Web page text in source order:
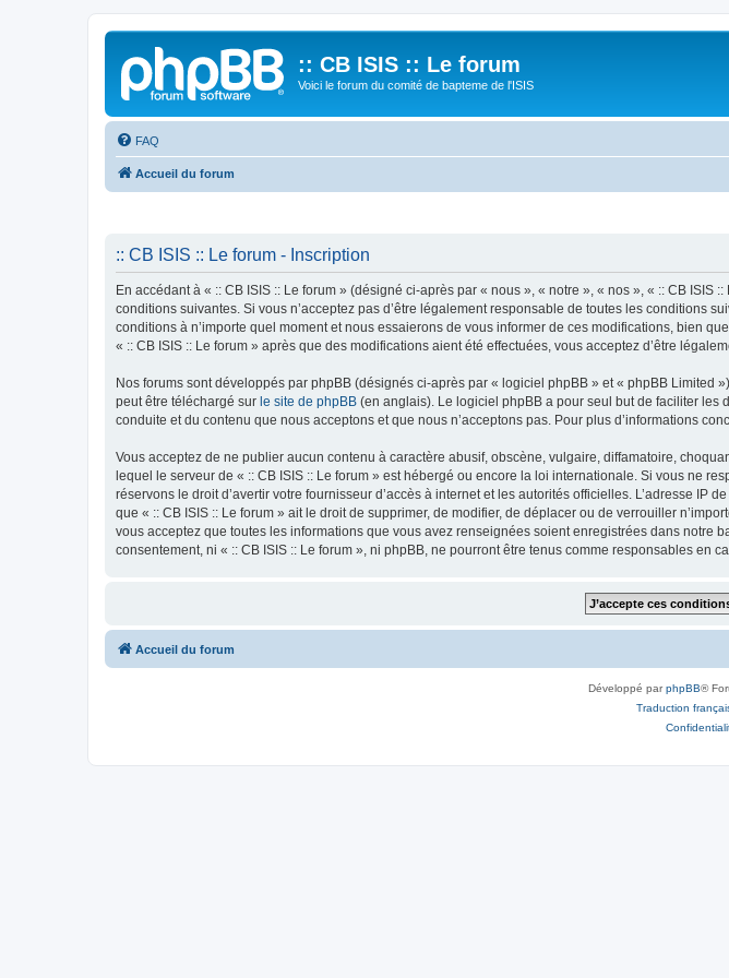
:: CB ISIS :: Le forum
Voici le forum du comité de bapteme de l'ISIS
FAQ
Accueil du forum
:: CB ISIS :: Le forum - Inscription
En accédant à « :: CB ISIS :: Le forum » (désigné ci-après par « nous », « notre », « nos », « :: CB
conditions suivantes. Si vous n’acceptez pas d’être légalement responsable de toutes les conditions
conditions à n’importe quel moment et nous essaierons de vous informer de ces modifications, bien
« :: CB ISIS :: Le forum » après que des modifications aient été effectuées, vous acceptez d’être
Nos forums sont développés par phpBB (désignés ci-après par « logiciel phpBB » et « phpBB Limited
peut être téléchargé sur le site de phpBB (en anglais). Le logiciel phpBB a pour seul but de faciliter les
conduite et du contenu que nous acceptons et que nous n’acceptons pas. Pour plus d’informations
Vous acceptez de ne publier aucun contenu à caractère abusif, obscène, vulgaire, diffamatoire,
lequel le serveur de « :: CB ISIS :: Le forum » est hébergé ou encore la loi internationale. Si vous ne
réservons le droit d’avertir votre fournisseur d’accès à internet et les autorités officielles. L’adresse
que « :: CB ISIS :: Le forum » ait le droit de supprimer, de modifier, de déplacer ou de verrouiller
vous acceptez que toutes les informations que vous avez renseignées soient enregistrées dans notre
consentement, ni « :: CB ISIS :: Le forum », ni phpBB, ne pourront être tenus comme responsables en
Accueil du forum
Développé parphpBB®
Traduction